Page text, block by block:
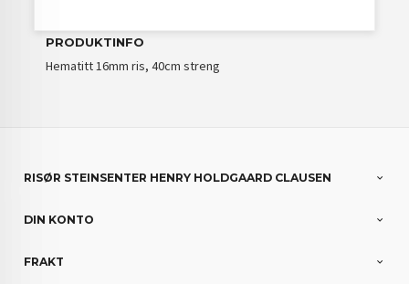
PRODUKTINFO
Hematitt 16mm ris, 40cm streng
RISØR STEINSENTER HENRY HOLDGAARD CLAUSEN
DIN KONTO
FRAKT